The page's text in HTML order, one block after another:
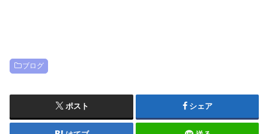
ブログ
ポスト シェア